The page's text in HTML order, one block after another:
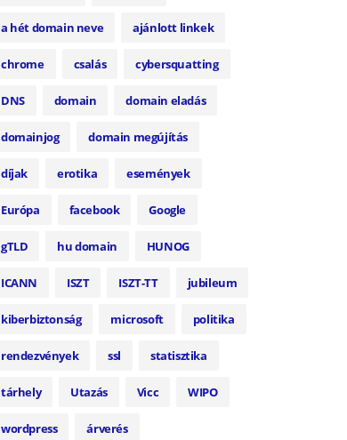
a hét domain neve ajánlott linkek
chrome csalás cybersquatting
DNS domain domain eladás
domainjog domain megújítás
díjak erotika események
Európa facebook Google
gTLD hu domain HUNOG
ICANN ISZT ISZT-TT jubileum
kiberbiztonság microsoft politika
rendezvények ssl statisztika
tárhely Utazás Vicc WIPO
wordpress árverés